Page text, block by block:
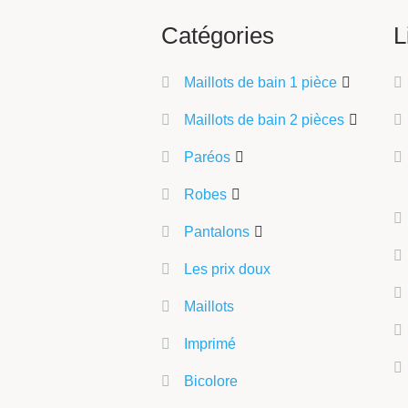
Catégories
Maillots de bain 1 pièce
Maillots de bain 2 pièces
Paréos
Robes
Pantalons
Les prix doux
Maillots
Imprimé
Bicolore